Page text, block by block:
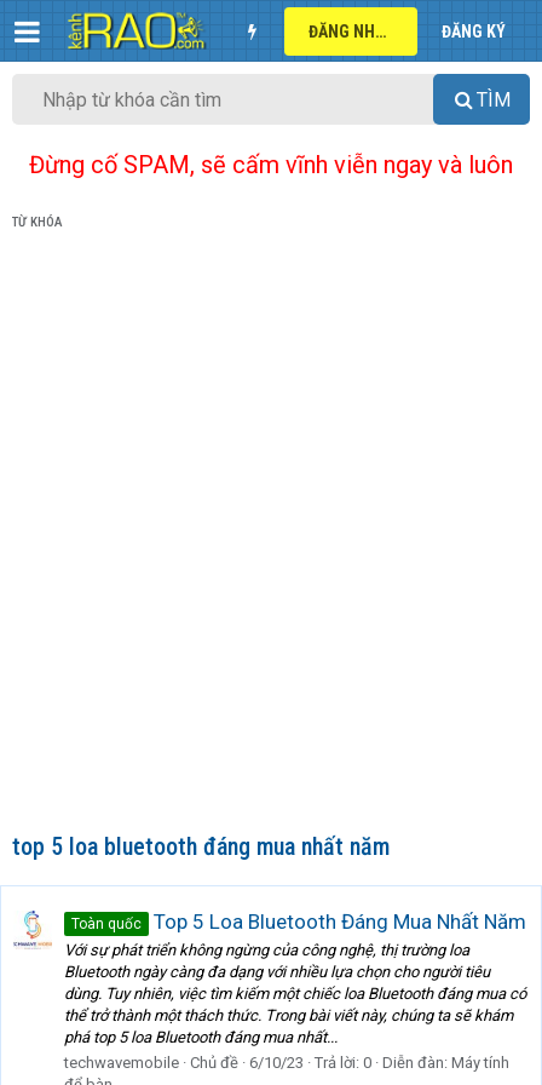
ĐĂNG NHẬP ĐĂNG KÝ
TÌM
Đừng cố SPAM, sẽ cấm vĩnh viễn ngay và luôn
TỪ KHÓA
top 5 loa bluetooth đáng mua nhất năm
Toàn quốc Top 5 Loa Bluetooth Đáng Mua Nhất Năm
Với sự phát triển không ngừng của công nghệ, thị trường loa
Bluetooth ngày càng đa dạng với nhiều lựa chọn cho người tiêu
dùng. Tuy nhiên, việc tìm kiếm một chiếc loa Bluetooth đáng mua có
thể trở thành một thách thức. Trong bài viết này, chúng ta sẽ khám
phá top 5 loa Bluetooth đáng mua nhất...
techwavemobile Chủ đề 6/10/23 Trả lời: 0 Diễn đàn: Máy tính